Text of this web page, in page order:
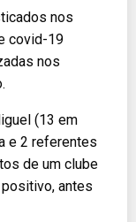
nos
covid-19
nos
(13 em
e 2 referentes
de um clube
antes